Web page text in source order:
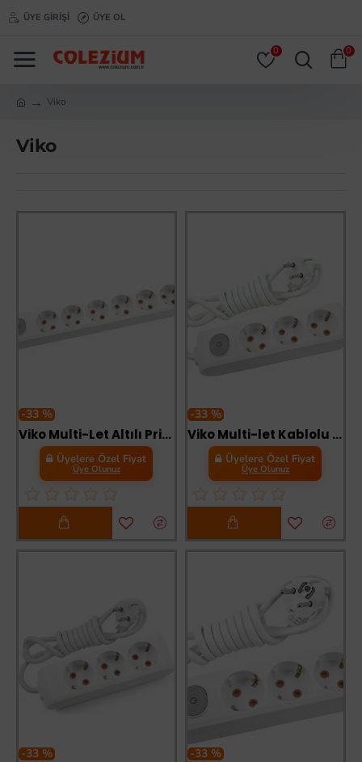
ÜYE GIRIŞI ÜYE OL
0 0
Viko
Viko
-33 %
Viko Multi-Let Altılı Priz Anahtarlı Topraklı
Üyelere Özel Fiyat
Üye Olunuz
-33 %
Viko Multi-let Kablolu Grup Priz 3 lü 2 Metre
Üyelere Özel Fiyat
Üye Olunuz
-33 % -33 %